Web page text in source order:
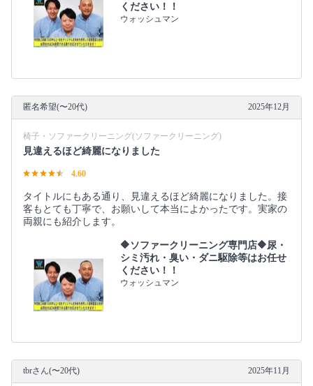
ください！！
ウォッシュマン
匿名希望(〜20代) 2025年12月
椅子・ソファークリーニング(ソファークリーニング)
見違えるほど綺麗になりました
4.60
タイトルにもある通り、見違えるほど綺麗になりました。接
客もとても丁寧で、お願いして本当によかったです。実家の
両親にも紹介します。
🔶ソファークリーニング専門店🔶尿・
シミ汚れ・臭い・ダニ駆除等はお任せ
ください！！
ウォッシュマン
tbrさん(〜20代) 2025年11月